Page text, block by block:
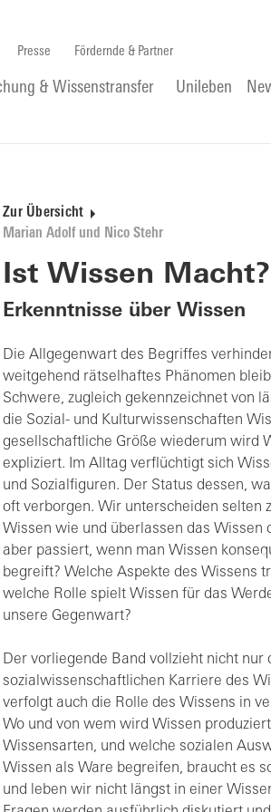
Presse Fördernde & Partner
& Wissenstransfer Unileben
Marian Adolf und Nico Stehr
Zur Übersicht
Ist Wissen Macht?
Erkenntnisse über Wissen
Die Allgegenwart des Begriffes
weitgehend rätselhaftes Phänomen
Schwere, zugleich gekennzeichnet von
die Sozial- und Kulturwissenschaften
gesellschaftliche Größe wiederum wird
expliziert. Im Alltag verflüchtigt sich
und Sozialfiguren. Der Status dessen,
oft verborgen. Wir unterscheiden selten
Wissen wie und überlassen das Wissen
aber passiert, wenn man Wissen
begreift? Welche Aspekte des Wissens
welche Rolle spielt Wissen für das
unsere Gegenwart?
Der vorliegende Band vollzieht nicht nur
sozialwissenschaftlichen Karriere des
verfolgt auch die Rolle des Wissens in
Wo und von wem wird Wissen
Wissensarten, und welche sozialen
Wissen als Ware begreifen, braucht es
und leben wir nicht längst in einer